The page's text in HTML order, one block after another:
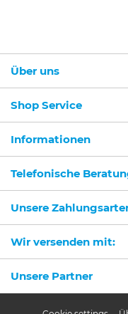
Über uns
Shop Service
Informationen
Telefonische
Unsere
Wir versenden mit:
Unsere Partner